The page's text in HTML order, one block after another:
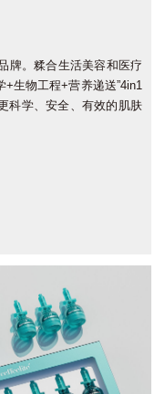
牌。糅合生活美容和医疗
生物工程+营养递送”4in1
科学、安全、有效的肌肤